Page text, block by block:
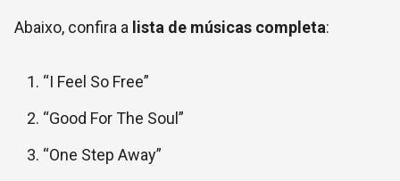
Abaixo, confira a lista de músicas completa:
“I Feel So Free”
“Good For The Soul”
“One Step Away”